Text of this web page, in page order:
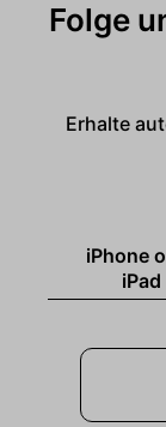
Folge
Erhalte
iPhone
iPad